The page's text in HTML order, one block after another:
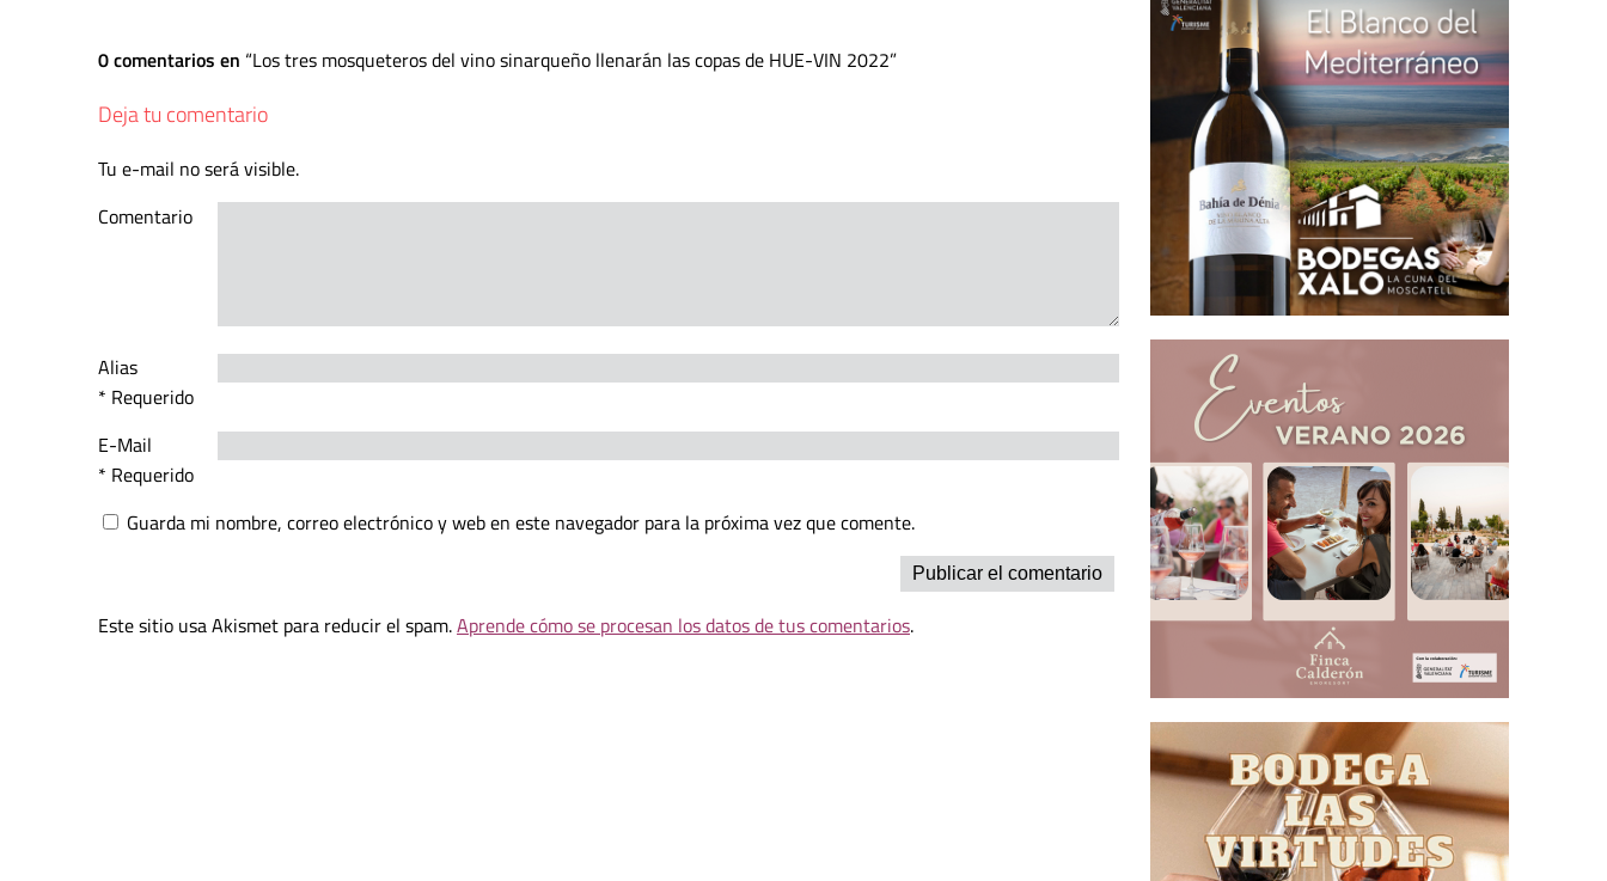
0 comentarios en Los tres mosqueteros del vino sinarqueño llenarán las copas de HUE-VIN 2022
Deja tu comentario
Tu e-mail no será visible.
Comentario
Alias
* Requerido
E-Mail
* Requerido
Guarda mi nombre, correo electrónico y web en este navegador para la próxima vez que comente.
Este sitio usa Akismet para reducir el spam.Aprende cómo se procesan los datos de tus comentarios.